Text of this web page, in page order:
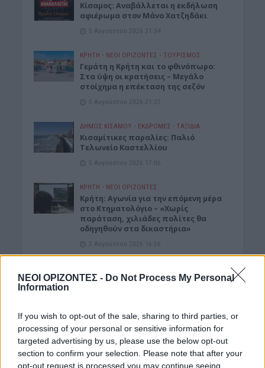
ΝΕΟΙ ΟΡΙΖΟΝΤΕΣ - Do Not Process My Personal
Information
If you wish to opt-out of the sale, sharing to third parties, or
processing of your personal or sensitive information for
targeted advertising by us, please use the below opt-out
section to confirm your selection. Please note that after your
opt-out request is processed you may continue seeing
Κίσαμος: Αναβάλλεται η εκδήλωση
αφιέρωμα στον Μάνο Χατζηδάκι
5 Αυγούστου 2026 21:34
ΚΡΗΤΗ • ΝΕΟΙ ΟΡΙΖΟΝΤΕΣ • ΤΟΥΡΙΣΜΟΣ
Γεμάτη η Κρήτη και το φθινόπωρο:
Στα ύψη οι κρατήσεις – Μεγάλο
στοίχημα η επέκταση της σεζόν
5 Αυγούστου 2026 21:27
ΔΉΜΟΣ ΚΙΣΆΜΟΥ • ΕΚΔΡΟΜΈΣ - ΤΑΞΊΔΙΑ
Kισαμίτικες παραλίες: Παλιό
Τελωνείο Καστελλίου
5 Αυγούστου 2026 17:06
ΚΡΗΤΗ • ΝΕΟΙ ΟΡΙΖΟΝΤΕΣ
Kρήτη: Αγωνία για την επόμενη μέρα
στο Κτηματολόγιο – «Χωρίς
παράταση, χιλιάδες πολίτες θα
οδηγηθούν στα δικαστήρια»
5 Αυγούστου 2026 16:56
Καθηγητής του Πολυτεχνείου
5 Αυγούστου 2026 16:53
ΑΓΡΟΤΙΚΑ • ΚΡΗΤΗ
Κρήτη – αγροτοκτηνοτρόφοι:
Συσσωρεύονται τα προβλήματα –